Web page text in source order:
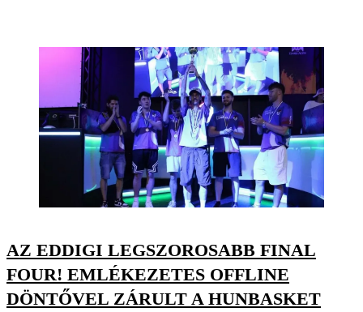
AZ EDDIGI LEGSZOROSABB FINAL
FOUR! EMLÉKEZETES OFFLINE
DÖNTŐVEL ZÁRULT A HUNBASKET